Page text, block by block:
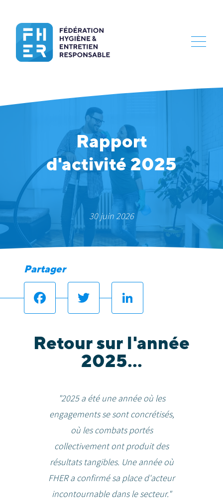
Rapport
d'activité 2025
30 juin 2026
Partager
FacebookTwitterLinkedIn
Retour sur l'année
2025...
"2025 a été une année où les
engagements se sont concrétisés,
où les combats portés
collectivement ont produit des
résultats tangibles. Une année où
FHER a confirmé sa place d'acteur
incontournable dans le secteur."